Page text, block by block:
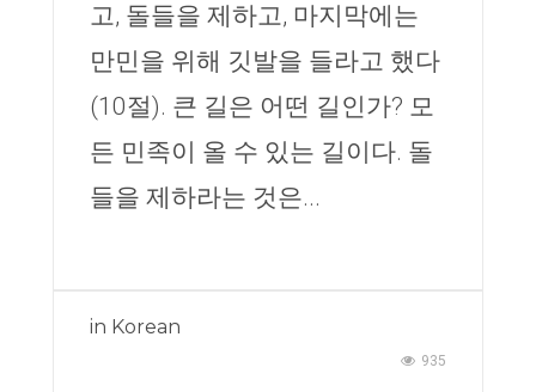
고, 돌들을 제하고, 마지막에는
만민을 위해 깃발을 들라고 했다
(10절). 큰 길은 어떤 길인가? 모
든 민족이 올 수 있는 길이다. 돌
들을 제하라는 것은...
in Korean
935